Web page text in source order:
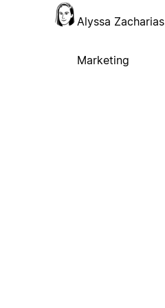
Alyssa Zacharias
Marketing